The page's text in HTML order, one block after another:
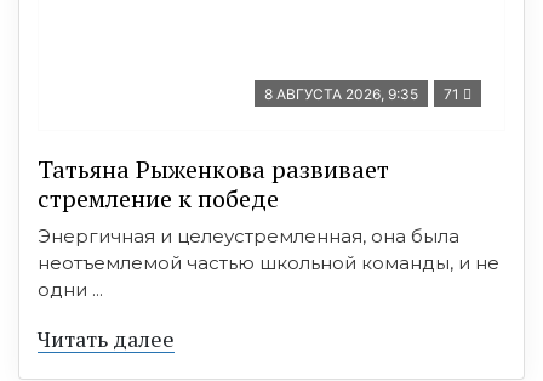
8 АВГУСТА 2026, 9:35 71
Татьяна Рыженкова развивает
стремление к победе
Энергичная и целеустремленная, она была
неотъемлемой частью школьной команды, и не
одни ...
Читать далее